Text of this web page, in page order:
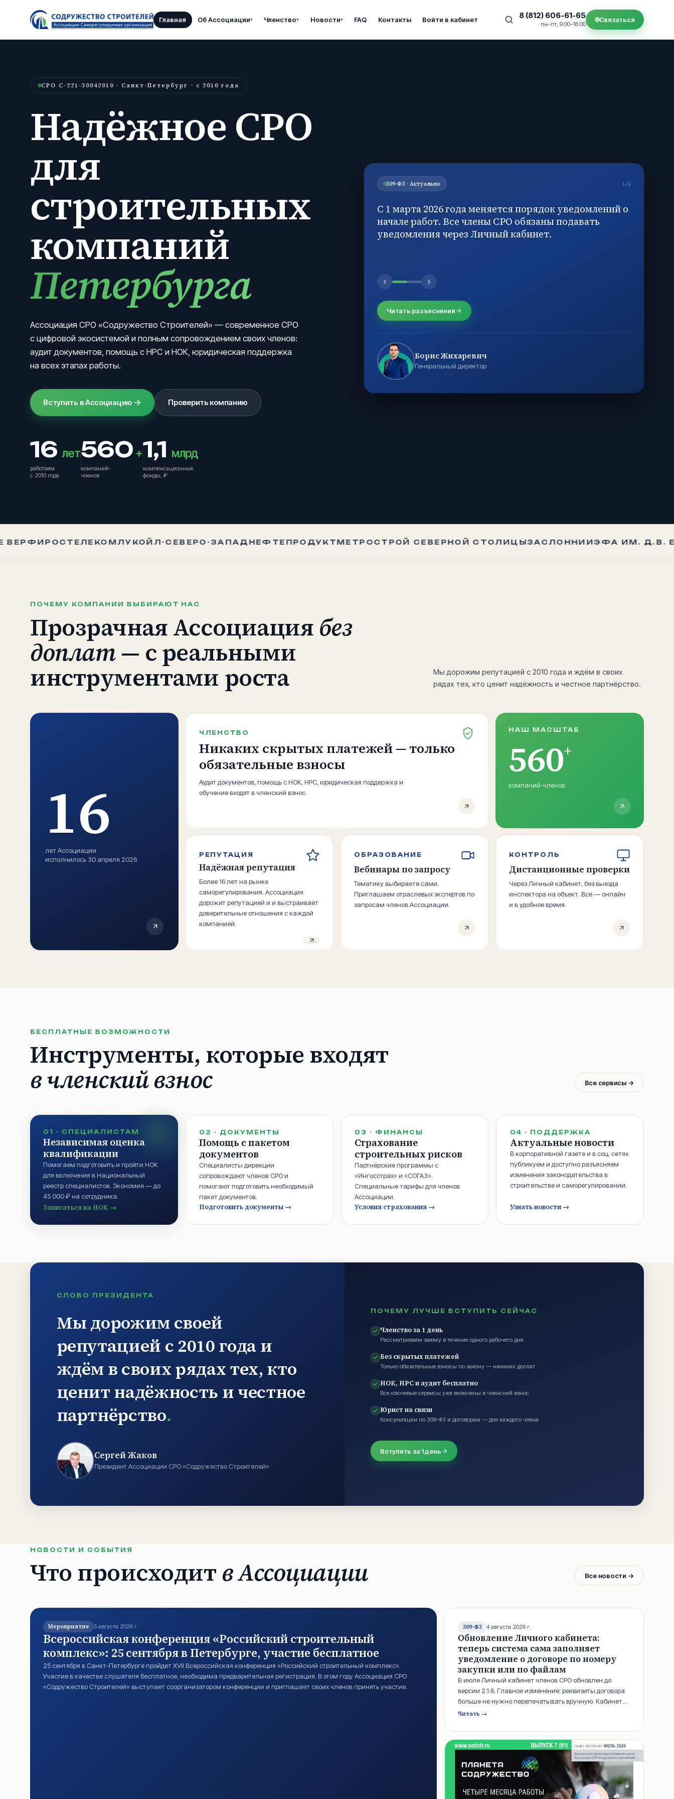
Главная Об Ассоциации▾ Членство▾ Новости▾ FAQ Контакты Войти в кабинет 8 (812) 606-61-65
пн–пт, 9:00–18:00
Связаться
СРО С-221-30042010 · Санкт-Петербург · с 2010 года
Надёжное СРО
для
строительных
компаний
Петербурга
Ассоциация СРО «Содружество Строителей» — современное СРО
с цифровой экосистемой и полным сопровождением своих членов:
аудит документов, помощь с НРС и НОК, юридическая поддержка
на всех этапах работы.
Вступить в Ассоциацию Проверить компанию
16 лет
работаем
с 2010 года
560 +
компаний-
членов
1,1 млрд
компенсационные
фонды, ₽
309-ФЗ · Актуально 1/6
С 1 марта 2026 года меняется порядок уведомлений о
начале работ. Все члены СРО обязаны подавать
уведомления через Личный кабинет.
Читать разъяснения
Борис Жихаревич
Генеральный директор
РОСТЕЛЕКОМЛУКОЙЛ-СЕВЕРО-ЗАПАДНЕФТЕПРОДУКТМЕТРОСТРОЙ СЕВЕРНОЙ СТОЛИЦЫЗАСЛОННИИЭФА ИМ. Д.В.
ПОЧЕМУ КОМПАНИИ ВЫБИРАЮТ НАС
Прозрачная Ассоциация без
доплат— с реальными
инструментами роста
Мы дорожим репутацией с 2010 года и ждём в своих
рядах тех, кто ценит надёжность и честное партнёрство.
16
лет Ассоциации
исполнилось 30 апреля 2026
ЧЛЕНСТВО
Никаких скрытых платежей — только
обязательные взносы
Аудит документов, помощь с НОК, НРС, юридическая поддержка и
обучение входят в членский взнос.
НАШ МАСШТАБ
560+
компаний-членов
РЕПУТАЦИЯ
Надёжная репутация
Более 16 лет на рынке
саморегулирования. Ассоциация
дорожит репутацией и и выстраивает
доверительные отношения с каждой
компанией.
ОБРАЗОВАНИЕ
Вебинары по запросу
Тематику выбираете сами.
Приглашаем отраслевых экспертов по
запросам членов Ассоциации.
КОНТРОЛЬ
Дистанционные проверки
Через Личный кабинет, без выезда
инспектора на объект. Всё — онлайн
и в удобное время.
БЕСПЛАТНЫЕ ВОЗМОЖНОСТИ
Инструменты, которые входят
в членский взнос Все сервисы→
01 · СПЕЦИАЛИСТАМ
Независимая оценка
квалификации
Помогаем подготовить и пройти НОК
для включения в Национальный
реестр специалистов. Экономия — до
45 000 ₽ на сотрудника.
Записаться на НОК →
02 · ДОКУМЕНТЫ
Помощь с пакетом
документов
Специалисты дирекции
сопровождают членов СРО и
помогают подготовить необходимый
пакет документов.
Подготовить документы →
03 · ФИНАНСЫ
Страхование
строительных рисков
Партнёрские программы с
«Ингосстрах» и «СОГАЗ».
Специальные тарифы для членов
Ассоциации.
Условия страхования→
04 · ПОДДЕРЖКА
Актуальные новости
В корпоративной газете и в соц. сетях
публикуем и доступно разъясняем
изменения законодательства в
строительстве и саморегулировании.
Узнать новости→
СЛОВО ПРЕЗИДЕНТА
Мы дорожим своей
репутацией с 2010 года и
ждём в своих рядах тех, кто
ценит надёжность и честное
партнёрство.
Сергей Жаков
Президент Ассоциации СРО «Содружество Строителей»
ПОЧЕМУ ЛУЧШЕ ВСТУПИТЬ СЕЙЧАС
Членство за 1 день
Рассматриваем заявку в течение одного рабочего дня
Без скрытых платежей
Только обязательные взносы по закону — никаких доплат
НОК, НРС и аудит бесплатно
Все ключевые сервисы уже включены в членский взнос
Юрист на связи
Консультации по 309-ФЗ и договорам — для каждого члена
Вступить за 1 день
НОВОСТИ И СОБЫТИЯ
Что происходит в Ассоциации Все новости →
Мероприятие 5 августа 2026 г.
Всероссийская конференция «Российский строительный
комплекс»: 25 сентября в Петербурге, участие бесплатное
25 сентября в Санкт-Петербурге пройдет XVII Всероссийская конференция «Российский строительный комплекс».
Участие в качестве слушателя бесплатное, необходима предварительная регистрация. В этом году Ассоциация СРО
«Содружество Строителей» выступает соорганизатором конференции и приглашает своих членов принять участие.
309-ФЗ 4 августа 2026 г.
Обновление Личного кабинета:
теперь система сама заполняет
уведомление о договоре по номеру
закупки или по файлам
В июле Личный кабинет членов СРО обновлен до
версии 2.1.6. Главное изменение: реквизиты договора
больше не нужно перепечатывать вручную. Кабинет
подставит их по реестровому номеру в ЕИС «Закупки»
включая сканы. Перед отправкой уведомления
система покажет крайнюю дату подачи и объяснит, из
чего сложился совокупный размер обязательств по
конкурентным договорам.
Читать →